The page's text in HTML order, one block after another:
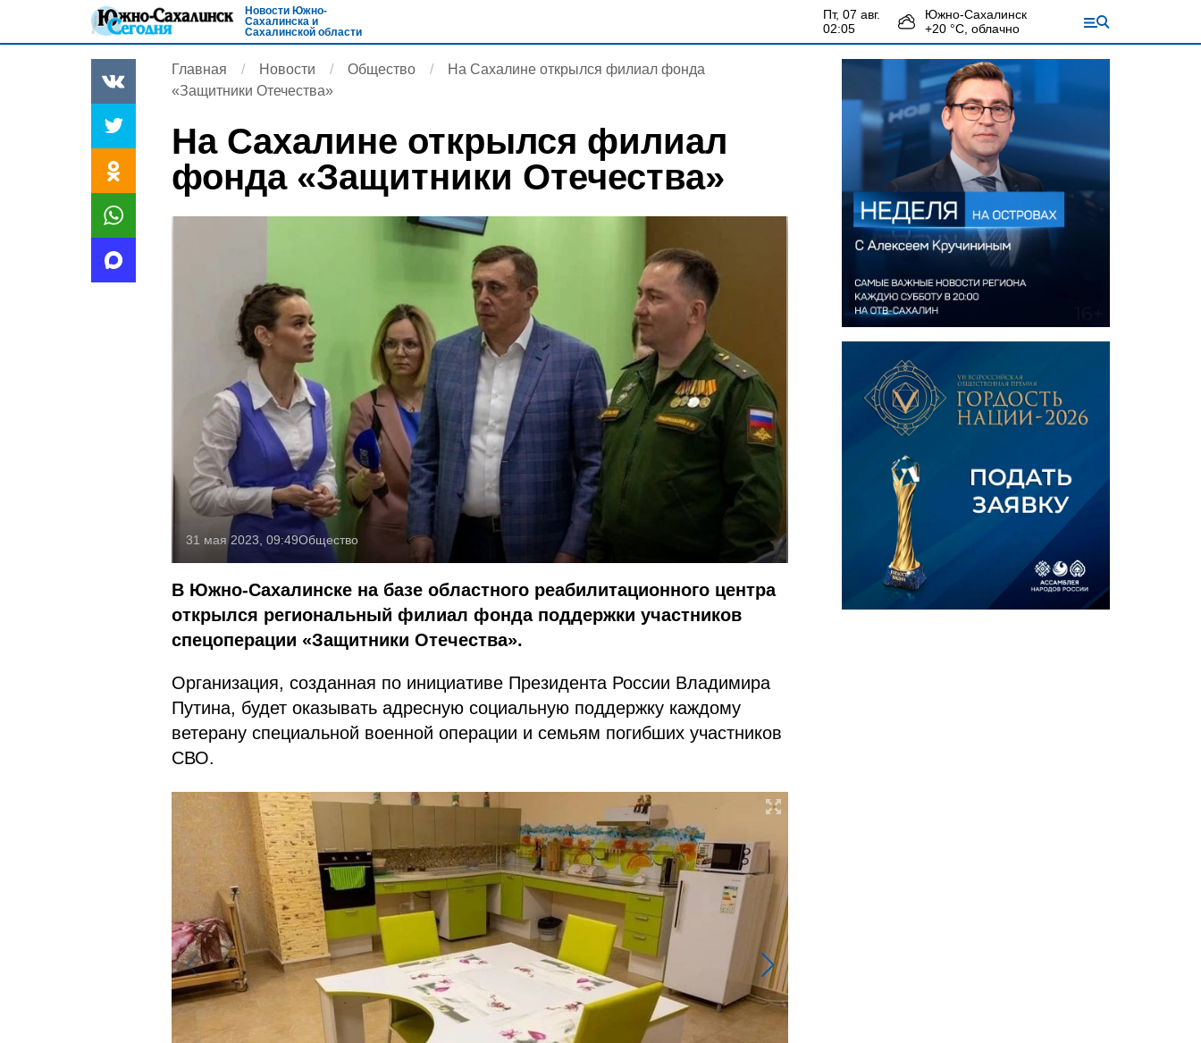
Новости Южно-
Сахалинска и
Сахалинской области
пт, 07 авг.
02:05
Южно-Сахалинск
+20 °С, облачно
Главная Новости Общество
На Сахалине открылся филиал фонда
«Защитники Отечества»
На Сахалине открылся филиал
фонда «Защитники Отечества»
31 мая 2023, 09:49Общество
В Южно-Сахалинске на базе областного реабилитационного центра
открылся региональный филиал фонда поддержки участников
спецоперации «Защитники Отечества».
Организация, созданная по инициативе Президента России Владимира
Путина, будет оказывать адресную социальную поддержку каждому
ветерану специальной военной операции и семьям погибших участников
СВО.